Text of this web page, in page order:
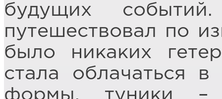
будущих
путешествовал по
было никаких
стала облачаться
формы, туники –